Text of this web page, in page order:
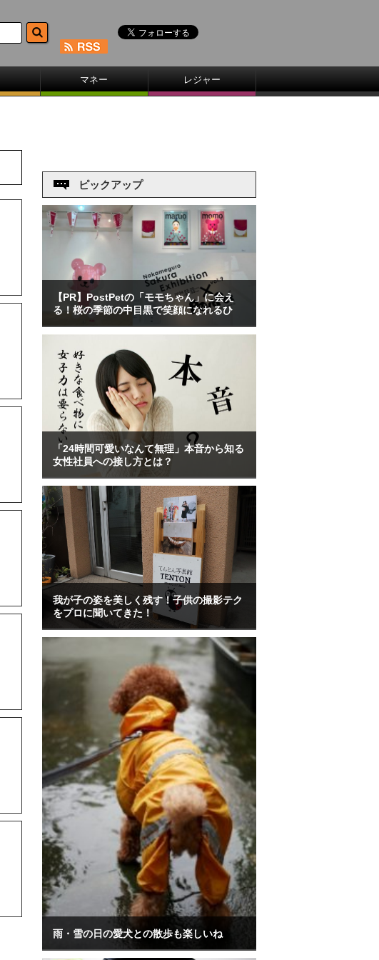
マネー レジャー
ピックアップ
【PR】PostPetの「モモちゃん」に会え
る！桜の季節の中目黒で笑顔になれるひ
「24時間可愛いなんて無理」本音から知る
女性社員への接し方とは？
我が子の姿を美しく残す！子供の撮影テク
をプロに聞いてきた！
雨・雪の日の愛犬との散歩も楽しいね